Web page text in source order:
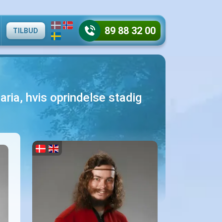
TILBUD 89 88 32 00
hvis oprindelse stadig